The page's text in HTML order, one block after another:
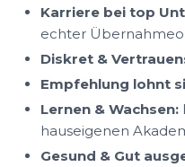
Karriere bei top
echter
Diskret &
Empfehlung lohnt
Lernen & Wachsen:
hauseigenen
Gesund & Gut